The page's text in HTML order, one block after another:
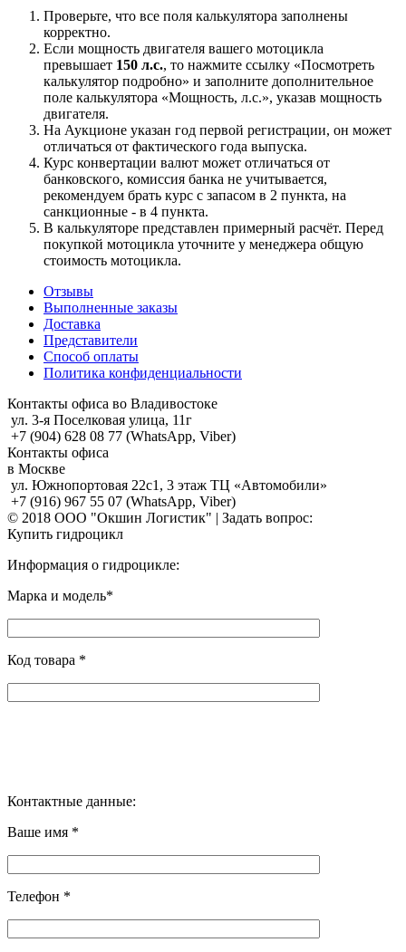
Проверьте, что все поля калькулятора заполнены
корректно.
Если мощность двигателя вашего мотоцикла
превышает 150 л.с., то нажмите ссылку «Посмотреть
калькулятор подробно» и заполните дополнительное
поле калькулятора «Мощность, л.с.», указав мощность
двигателя.
На Аукционе указан год первой регистрации, он может
отличаться от фактического года выпуска.
Курс конвертации валют может отличаться от
банковского, комиссия банка не учитывается,
рекомендуем брать курс с запасом в 2 пункта, на
санкционные - в 4 пункта.
В калькуляторе представлен примерный расчёт. Перед
покупкой мотоцикла уточните у менеджера общую
стоимость мотоцикла.
Отзывы
Выполненные заказы
Доставка
Представители
Способ оплаты
Политика конфиденциальности
Контакты офиса во Владивостоке
ул. 3-я Поселковая улица, 11г
+7 (904) 628 08 77 (WhatsApp, Viber)
Контакты офиса
в Москве
ул. Южнопортовая 22с1, 3 этаж ТЦ «Автомобили»
+7 (916) 967 55 07 (WhatsApp, Viber)
© 2018 ООО "Окшин Логистик" | Задать вопрос:
Купить гидроцикл
Информация о гидроцикле:
Марка и модель*
Код товара *
Контактные данные:
Ваше имя *
Телефон *